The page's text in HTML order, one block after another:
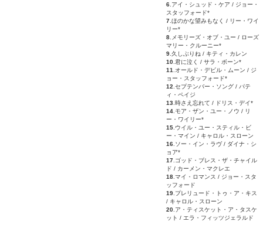
6 .アイ・シュッド・ケア / ジョー・
スタッフォード*
7 .ほのかな望みもなく / リー・ワイ
リー*
8 .メモリーズ・オブ・ユー / ローズ
マリー・クルーニー*
9 .久しぶりね / キティ・カレン
10 .君に泣く / サラ・ボーン*
11 .オールド・デビル・ムーン / ジ
ョー・スタッフォード*
12 .セプテンバー・ソング / パテ
ィ・ペイジ
13 .時さえ忘れて / ドリス・デイ*
14 .モア・ザン・ユー・ノウ / リ
ー・ワイリー*
15 .ウイル・ユー・スティル・ビ
ー・マイン / キャロル・スローン
16 .ソー・イン・ラヴ / ダイナ・シ
ョア*
17 .ゴッド・ブレス・ザ・チャイル
ド / カーメン・マクレエ
18 .マイ・ロマンス / ジョー・スタ
ッフォード
19 .プレリュード・トゥ・ア・キス
/ キャロル・スローン
20 .ア・ティスケット・ア・タスケ
ット / エラ・フィッツジェラルド